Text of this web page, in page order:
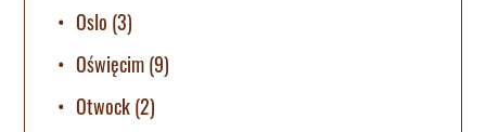
Oslo (3)
Oświęcim(9)
Otwock(2)